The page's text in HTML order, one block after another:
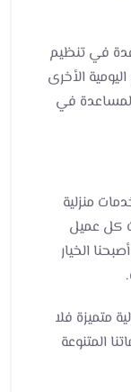
في تنظيم
الأخرى
في
منزلية
كل عميل
الخيار
متميزة فلا
المتنوعة